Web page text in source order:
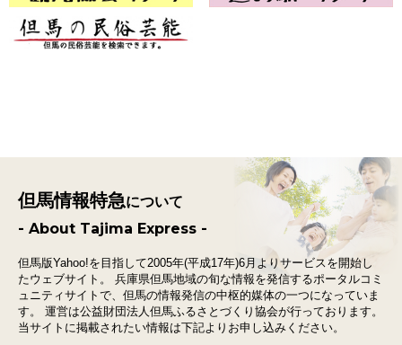
但馬情報特急について
- About Tajima Express -
但馬版Yahoo!を目指して2005年(平成17年)6月よりサービスを開始し
たウェブサイト。
兵庫県但馬地域の旬な情報を発信するポータルコミ
ュニティサイトで、 但馬の情報発信の中枢的媒体の一つになっていま
す。
運営は公益財団法人但馬ふるさとづくり協会が行っております。
当サイトに掲載されたい情報は下記よりお申し込みください。